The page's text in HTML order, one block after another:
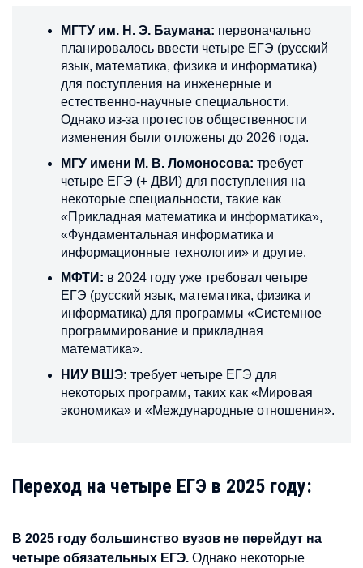
МГТУ им. Н. Э. Баумана: первоначально
планировалось ввести четыре ЕГЭ (русский
язык, математика, физика и информатика)
для поступления на инженерные и
естественно-научные специальности.
Однако из-за протестов общественности
изменения были отложены до 2026 года.
МГУ имени М. В. Ломоносова: требует
четыре ЕГЭ (+ ДВИ) для поступления на
некоторые специальности, такие как
«Прикладная математика и информатика»,
«Фундаментальная информатика и
информационные технологии» и другие.
МФТИ: в 2024 году уже требовал четыре
ЕГЭ (русский язык, математика, физика и
информатика) для программы «Системное
программирование и прикладная
математика».
НИУ ВШЭ: требует четыре ЕГЭ для
некоторых программ, таких как «Мировая
экономика» и «Международные отношения».
Переход на четыре ЕГЭ в 2025 году:
В 2025 году большинство вузов не перейдут на
четыре обязательных ЕГЭ. Однако некоторые